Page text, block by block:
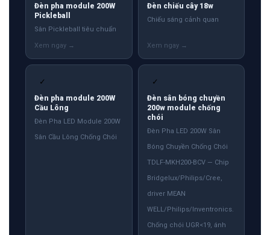
Đèn pha module 200W
Pickleball
Sân Pickleball tiêu chuẩn
Đèn chiếu cây 18w
Chiếu sáng cảnh quan
✓
Đèn pha module 200W
Cầu Lông
Đèn Pha LED Module 200W
Sân Cầu Lông Chống Chói
✓
Đèn sân bóng chuyền
200w module chống
chói
Đèn Pha LED 200W Sân
Bóng Chuyền Chống Chói
TDLF-MKH200-BCV — Chip
Bridgelux/Philips/Cree,
driver MEAN
WELL/Philips/Inventronics.
Chống chói UGR<19, ánh